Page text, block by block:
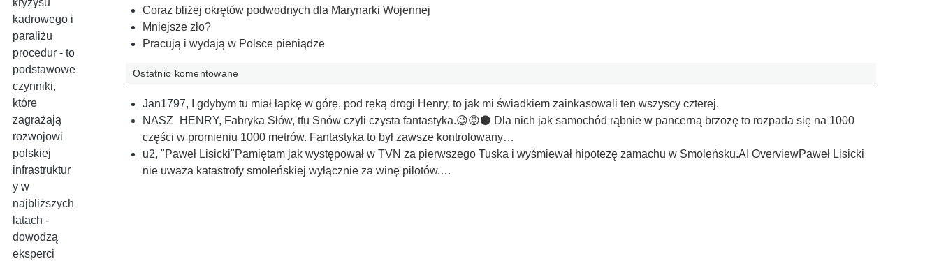
kryzysu
kadrowego i
paraliżu
procedur - to
podstawowe
czynniki,
które
zagrażają
rozwojowi
polskiej
infrastruktur
y w
najbliższych
latach -
dowodzą
eksperci
Coraz bliżej okrętów podwodnych dla Marynarki Wojennej
Mniejsze zło?
Pracują i wydają w Polsce pieniądze
Ostatnio komentowane
Jan1797,
I gdybym tu miał łapkę w górę, pod ręką drogi Henry, to jak mi świadkiem zainkasowali ten wszyscy czterej.
NASZ_HENRY, Fabryka Słów, tfu Snów czyli czysta fantastyka.😉😡⚫️ Dla nich jak samochód rąbnie w pancerną brzozę to rozpada się na 1000
części w promieniu 1000 metrów. Fantastyka to był zawsze kontrolowany…
u2, "Paweł Lisicki"Pamiętam jak występował w TVN za pierwszego Tuska i wyśmiewał hipotezę zamachu w Smoleńsku.AI OverviewPaweł Lisicki
nie uważa katastrofy smoleńskiej wyłącznie za winę pilotów.…